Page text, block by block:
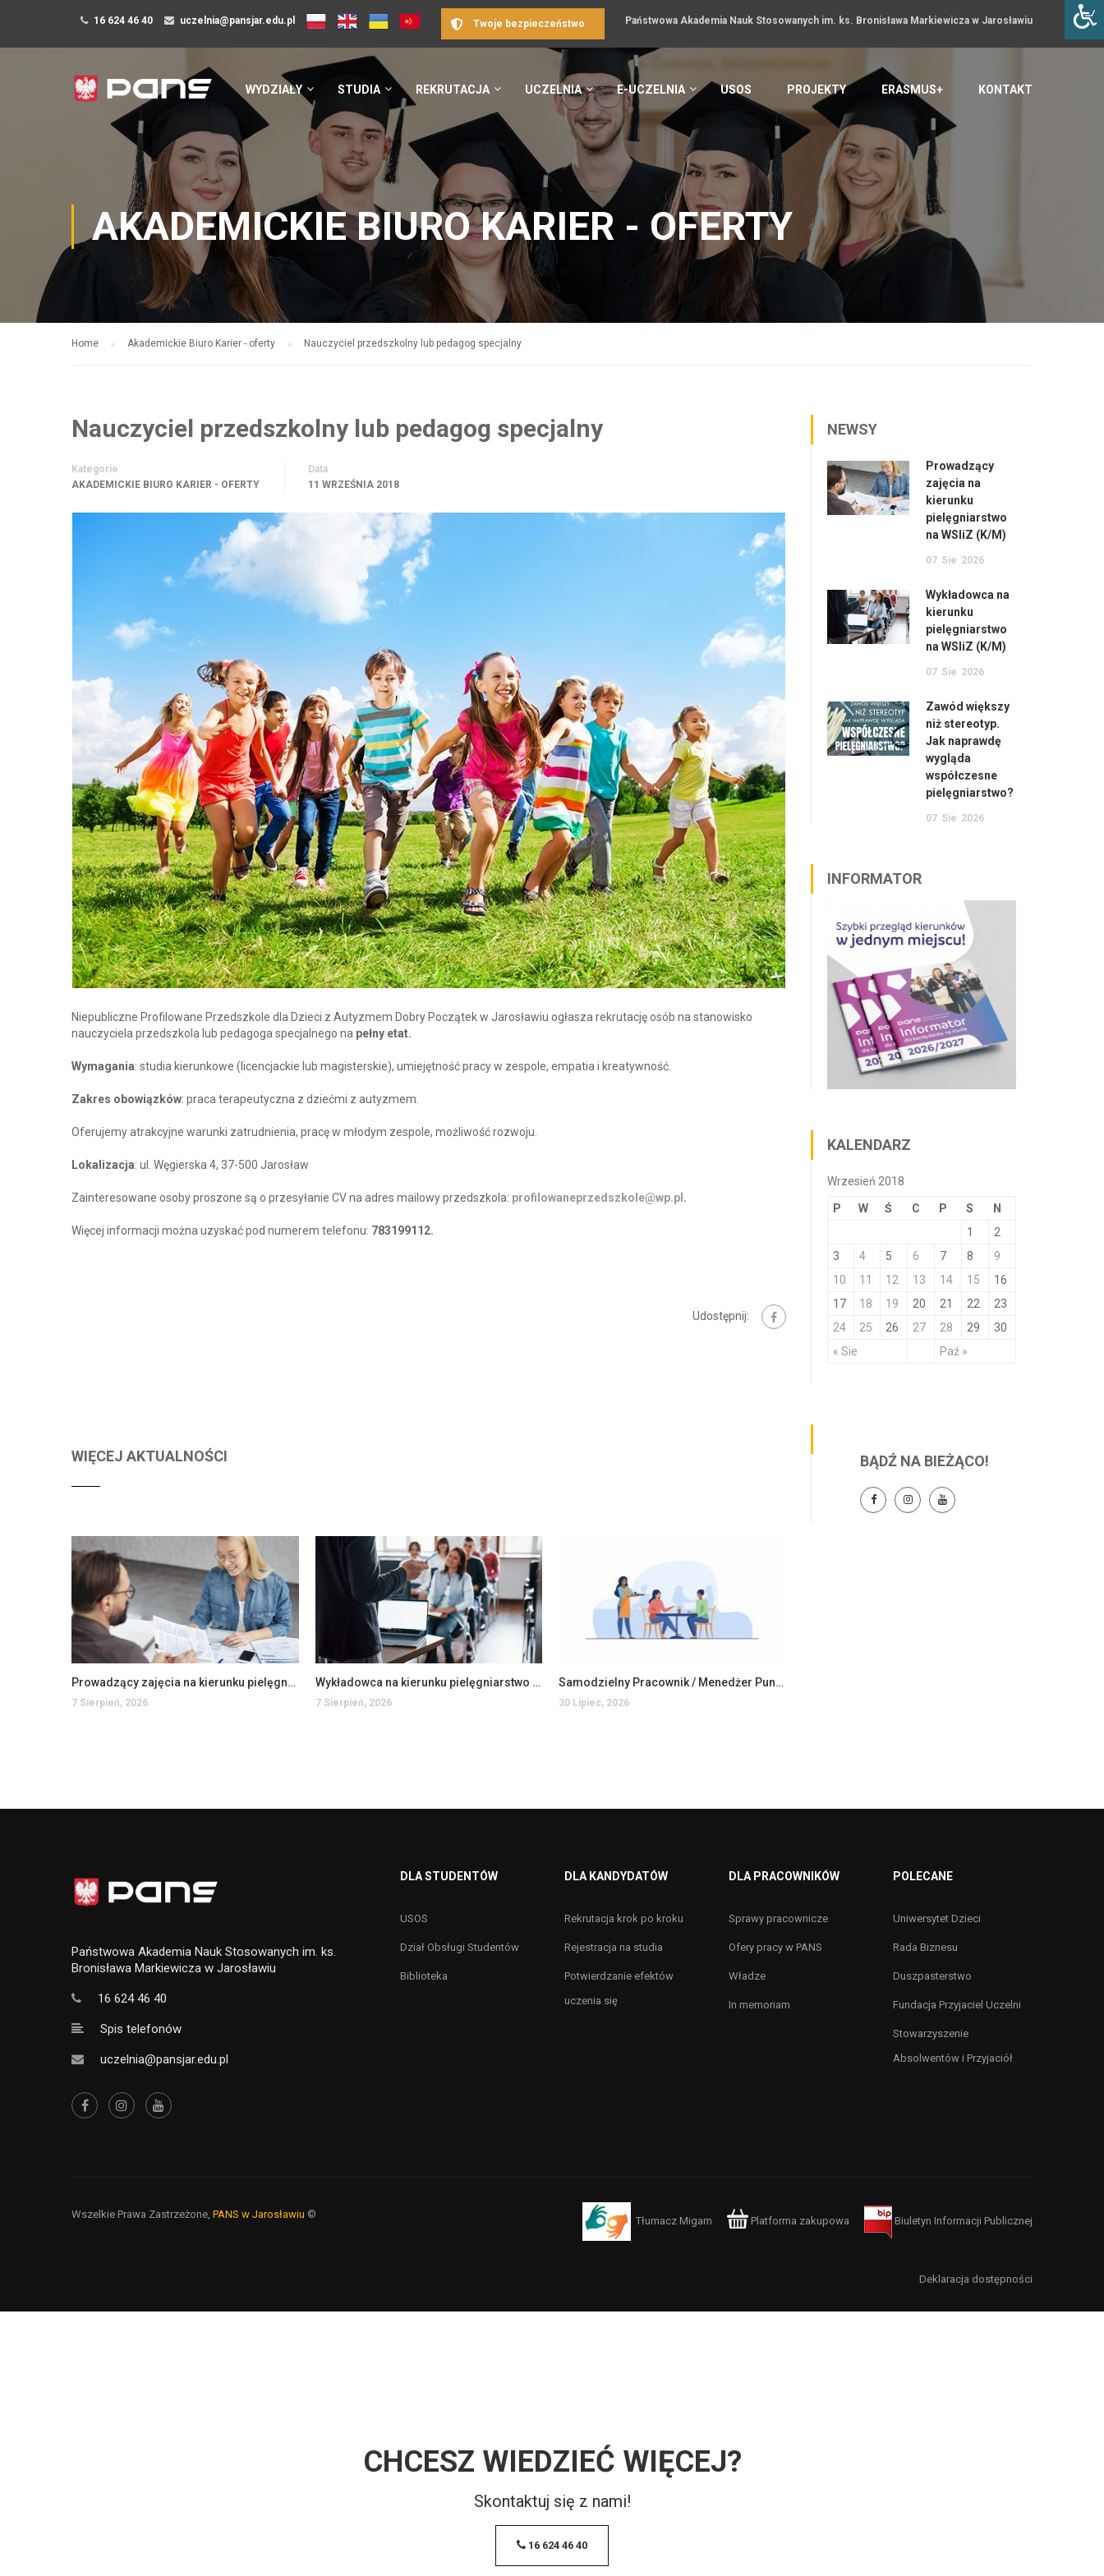
16 624 46 40 uczelnia@pansjar.edu.pl Państwowa Akademia Nauk Stosowanych im. ks. Bronisława Markiewicza w Jarosławiu
Twoje bezpieczeństwo
WYDZIAŁY STUDIA REKRUTACJA UCZELNIA E-UCZELNIA USOS PROJEKTY ERASMUS+ KONTAKT
AKADEMICKIE BIURO KARIER - OFERTY
Home Akademickie Biuro Karier - oferty Nauczyciel przedszkolny lub pedagog specjalny
Nauczyciel przedszkolny lub pedagog specjalny
Kategorie
AKADEMICKIE BIURO KARIER - OFERTY
Data
11 WRZEŚNIA 2018
Niepubliczne Profilowane Przedszkole dla Dzieci z Autyzmem Dobry Początek w Jarosławiu ogłasza rekrutację osób na stanowisko
nauczyciela przedszkola lub pedagoga specjalnego na pełny etat.
Wymagania: studia kierunkowe (licencjackie lub magisterskie), umiejętność pracy w zespole, empatia i kreatywność.
Zakres obowiązków: praca terapeutyczna z dziećmi z autyzmem.
Oferujemy atrakcyjne warunki zatrudnienia, pracę w młodym zespole, możliwość rozwoju.
Lokalizacja: ul. Węgierska 4, 37-500 Jarosław
Zainteresowane osoby proszone są o przesyłanie CV na adres mailowy przedszkola: profilowaneprzedszkole@wp.pl .
Więcej informacji można uzyskać pod numerem telefonu: 783199112.
Udostępnij:
WIĘCEJ AKTUALNOŚCI
Prowadzący zajęcia na kierunku pielęgniarstwo na WSIiZ (K/M)
7 Sierpień, 2026
Wykładowca na kierunku pielęgniarstwo na WSIiZ (K/M)
7 Sierpień, 2026
Samodzielny Pracownik / Menedżer Punktu Bistro Auchan Jarosław
30 Lipiec, 2026
NEWSY
Prowadzący
zajęcia na
kierunku
pielęgniarstwo
na WSIiZ (K/M)
07 Sie 2026
Wykładowca na
kierunku
pielęgniarstwo
na WSIiZ (K/M)
07 Sie 2026
Zawód większy
niż stereotyp.
Jak naprawdę
wygląda
współczesne
pielęgniarstwo?
07 Sie 2026
INFORMATOR
KALENDARZ
Wrzesień 2018
P W Ś C P S N
« Sie Paź »
1
2
3
4 5 6 7 8
9
10
11 12 13 14 15
16
17
18 19 20 21 22
23
24
25 26 27 28 29 30
BĄDŹ NA BIEŻĄCO!
Państwowa Akademia Nauk Stosowanych im. ks.
Bronisława Markiewicza w Jarosławiu
16 624 46 40
Spis telefonów
uczelnia@pansjar.edu.pl
DLA STUDENTÓW
USOS
Dział Obsługi Studentów
Biblioteka
DLA KANDYDATÓW
Rekrutacja krok po kroku
Rejestracja na studia
Potwierdzanie efektów
uczenia się
DLA PRACOWNIKÓW
Sprawy pracownicze
Ofery pracy w PANS
Władze
In memoriam
POLECANE
Uniwersytet Dzieci
Rada Biznesu
Duszpasterstwo
Fundacja Przyjaciel Uczelni
Stowarzyszenie
Absolwentów i Przyjaciół
Wszelkie Prawa Zastrzeżone, PANS w Jarosławiu ©
Tłumacz Migam Platforma zakupowa Biuletyn Informacji Publicznej
Deklaracja dostępności
CHCESZ WIEDZIEĆ WIĘCEJ?
Skontaktuj się z nami!
16 624 46 40